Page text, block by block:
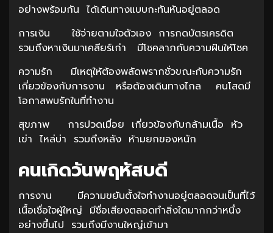
อย่างพร้อมกัน ได้เดินทางแบบกะทันหันอยู่ตลอด
การเงิน ใช้จ่ายตามใจตัวเอง การกดบัตรเครดิต
รวมถึงหาเงินมาเคลียร์เก่า มีโชคลาภกับความฝันให้โชค
ความรัก มีเหตุให้ต้องพลัดพรากชั่วขณะกับความรัก
เกี่ยวข้องกับการงาน หรือต้องเดินทางไกล คนโสดมี
โอกาสพบรักในที่ทำงาน
สุขภาพ การปวดเมื่อย เกี่ยวข้องกับกล้ามเนื้อ หัว
เข่า ไหล่บ่า รวมถึงหลัง ห้ามยกของหนัก
คนเกิดวันพฤหัสบดี
การงาน มีความขยันตั้งใจทำงานอยู่ตลอดจนเป็นที่ไว้
เนื้อเชื่อใจผู้ใหญ่ มีชื่อเสียงตลอดทำสิ่งใดมากกว่าหนึ่ง
อย่างขึ้นไป รวมถึงมีงานใหญ่เข้ามา